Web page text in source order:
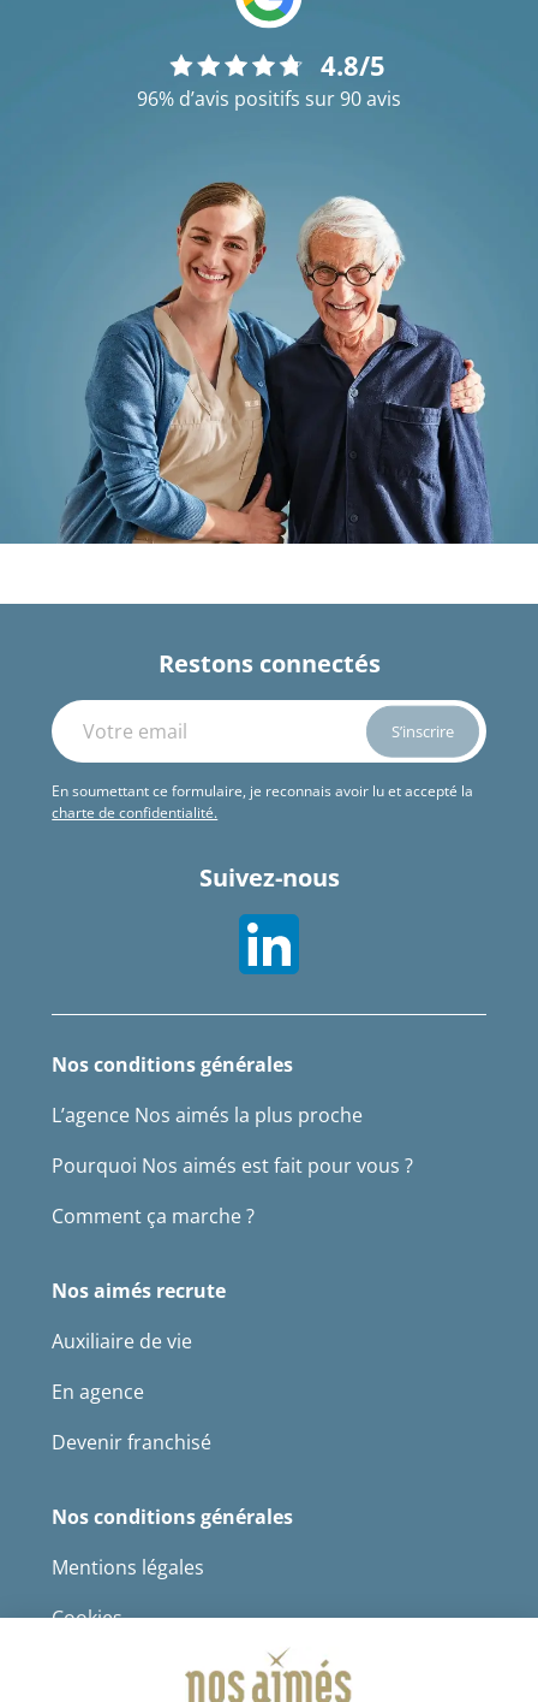
4.8/5
96% d’avis positifs sur 90 avis
Restons connectés
En soumettant ce formulaire, je reconnais avoir lu et accepté la
charte de confidentialité.
Suivez-nous
Nos conditions générales
L’agence Nos aimés la plus proche
Pourquoi Nos aimés est fait pour vous ?
Comment ça marche ?
Nos aimés recrute
Auxiliaire de vie
En agence
Devenir franchisé
Nos conditions générales
Mentions légales
Cookies
Protection des données à caractère personnel